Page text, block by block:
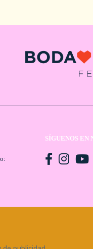
SÍGUENOS EN